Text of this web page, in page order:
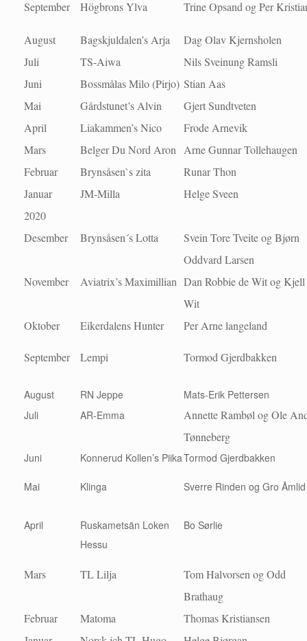
September
Högbrons Ylva Trine Opsand og Per
August Bagskjuldalen’s Arja
Dag Olav Kjernsholen
Juli
TS-Aiwa
Nils Sveinung Ramsli
Juni
Bossmålas Milo (Pirjo) Stian Aas
Mai
Gårdstunet’s Alvin
Gjert Sundtveten
April
Liakammen’s Nico
Frode Arnevik
Mars
Belger Du Nord Aron
Arne Gunnar Tollehaugen
Februar
Brynsåsen`s zita
Runar Thon
Januar
JM-Milla
Helge Sveen
2020
Desember
Brynsåsen´sLotta
Svein Tore Tveite og Bjørn
Oddvard Larsen
November
Aviatrix’s Maximillian Dan Robbie de Wit og Kjell
Wit
Oktober
Eikerdalens Hunter Per Arne langeland
September Lempi Tormod Gjerdbakken
August RN Jeppe
Mats-Erik Pettersen
Juli
AR-Emma
Annette Rambøl og Ole
Tønneberg
Juni Konnerud Kollen’s PiikaTormod Gjerdbakken
Mai Klinga Sverre Rinden og Gro Åmlid
April
Ruskametsän Loken
Hessu
Bo Sørlie
Mars TL Lilja
Tom Halvorsen og Odd
Brathaug
Februar
Matoma
Thomas Kristiansen